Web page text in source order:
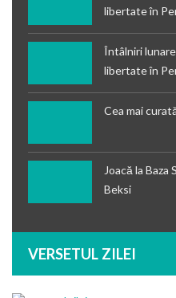
libertate în
Întâlniri
libertate în
Cea mai
Joacă la
Beksi
VERSETUL ZILEI